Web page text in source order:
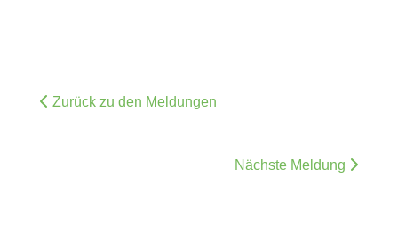
Zurück zu den Meldungen
Nächste Meldung